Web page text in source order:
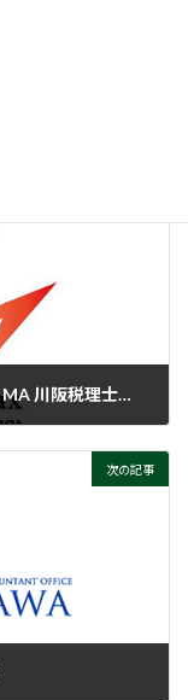
＜大阪市中央区＞ GPC-Tax alliance of MA 川阪税理士事務所
次の記事